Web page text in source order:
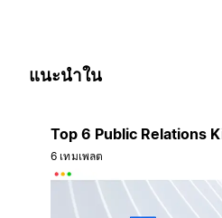
แนะนำใน
Top 6 Public Relations
6 เทมเพลต